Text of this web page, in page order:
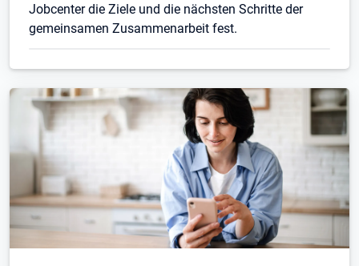
Jobcenter die Ziele und die nächsten Schritte der
gemeinsamen Zusammenarbeit fest.